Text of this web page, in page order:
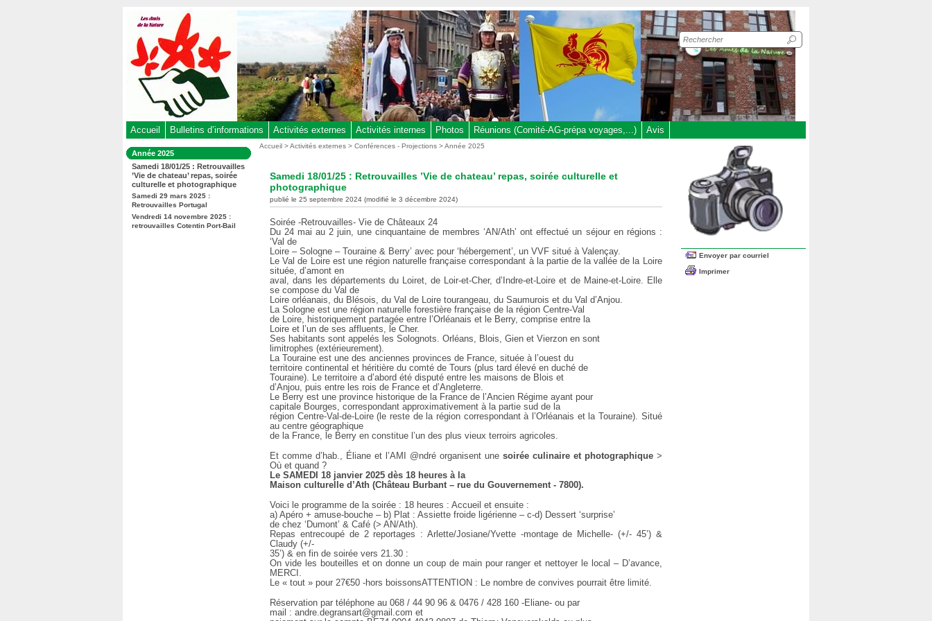
Recherche
sur
le
site
Accueil Bulletins d’informations Activités externes Activités internes Photos Réunions (Comité-AG-prépa voyages,...) Avis
Dans
la
rubrique
:
Année 2025
Samedi 18/01/25 : Retrouvailles
’Vie de chateau’ repas, soirée
culturelle et photographique
Samedi 29 mars 2025 :
Retrouvailles Portugal
Vendredi 14 novembre 2025 :
retrouvailles Cotentin Port-Bail
Vous
Accueil >Activités externes >Conférences - Projections >Année 2025
Samedi 18/01/25 : Retrouvailles ’Vie de chateau’ repas, soirée culturelle et
photographique
publié le 25 septembre 2024 (modifié le 3 décembre 2024)
Soirée -Retrouvailles- Vie de Châteaux 24
Du 24 mai au 2 juin, une cinquantaine de membres ‘AN/Ath’ ont effectué un séjour en régions :
‘Val de
Loire – Sologne – Touraine & Berry’ avec pour ‘hébergement’, un VVF situé à Valençay.
Le Val de Loire est une région naturelle française correspondant à la partie de la vallée de la Loire
située, d’amont en
aval, dans les départements du Loiret, de Loir-et-Cher, d’Indre-et-Loire et de Maine-et-Loire. Elle
se compose du Val de
Loire orléanais, du Blésois, du Val de Loire tourangeau, du Saumurois et du Val d’Anjou.
La Sologne est une région naturelle forestière française de la région Centre-Val
de Loire, historiquement partagée entre l’Orléanais et le Berry, comprise entre la
Loire et l’un de ses affluents, le Cher.
Ses habitants sont appelés les Solognots. Orléans, Blois, Gien et Vierzon en sont
limitrophes (extérieurement).
La Touraine est une des anciennes provinces de France, située à l’ouest du
territoire continental et héritière du comté de Tours (plus tard élevé en duché de
Touraine). Le territoire a d’abord été disputé entre les maisons de Blois et
d’Anjou, puis entre les rois de France et d’Angleterre.
Le Berry est une province historique de la France de l’Ancien Régime ayant pour
capitale Bourges, correspondant approximativement à la partie sud de la
région Centre-Val-de-Loire (le reste de la région correspondant à l’Orléanais et la Touraine). Situé
au centre géographique
de la France, le Berry en constitue l’un des plus vieux terroirs agricoles.
Et comme d’hab., Éliane et l’AMI @ndré organisent une soirée culinaire et photographique >
Où et quand ?
Le SAMEDI 18 janvier 2025 dès 18 heures à la
Maison culturelle d’Ath (Château Burbant – rue du Gouvernement - 7800).
Voici le programme de la soirée : 18 heures : Accueil et ensuite :
a) Apéro + amuse-bouche – b) Plat : Assiette froide ligérienne – c-d) Dessert ‘surprise’
de chez ‘Dumont’ & Café (> AN/Ath).
Repas entrecoupé de 2 reportages : Arlette/Josiane/Yvette -montage de Michelle- (+/- 45’) &
Claudy (+/-
35’) & en fin de soirée vers 21.30 :
On vide les bouteilles et on donne un coup de main pour ranger et nettoyer le local – D’avance,
MERCI.
Le « tout » pour 27€50 -hors boissonsATTENTION : Le nombre de convives pourrait être limité.
Réservation par téléphone au 068 / 44 90 96 & 0476 / 428 160 -Eliane- ou par
mail : andre.degransart@gmail.com et
Envoyer par courriel
Imprimer